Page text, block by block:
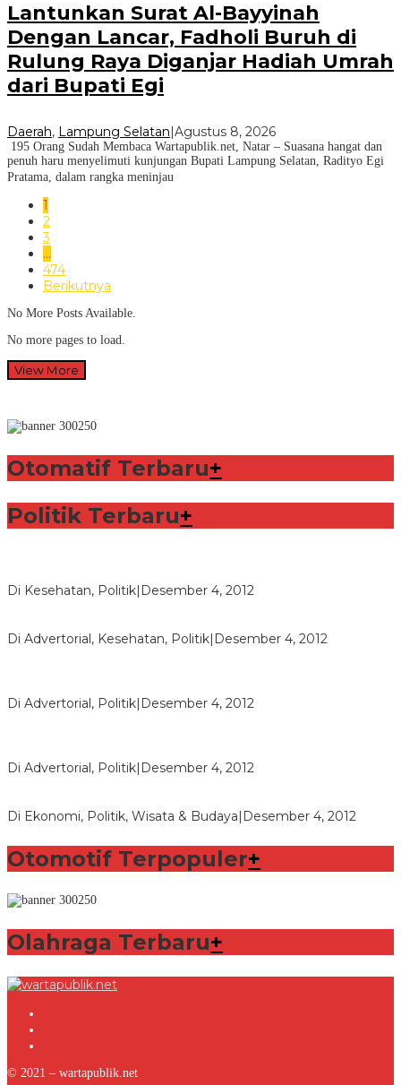
Lantunkan Surat Al-Bayyinah
Dengan Lancar, Fadholi Buruh di
Rulung Raya Diganjar Hadiah Umrah
dari Bupati Egi
Daerah, Lampung Selatan Agustus 8, 2026
195 Orang Sudah Membaca Wartapublik.net, Natar – Suasana hangat dan
penuh haru menyelimuti kunjungan Bupati Lampung Selatan, Radityo Egi
Pratama, dalam rangka meninjau
1
2
3
…
474
Berikutnya
No More Posts Available.
No more pages to load.
View More
Otomatif Terbaru+
Politik Terbaru+
Di Kesehatan, Politik Desember 4, 2012
Di Advertorial, Kesehatan, Politik Desember 4, 2012
Di Advertorial, Politik Desember 4, 2012
Di Advertorial, Politik Desember 4, 2012
Di Ekonomi, Politik, Wisata & Budaya Desember 4, 2012
Otomotif Terpopuler+
Olahraga Terbaru+
© 2021 – wartapublik.net